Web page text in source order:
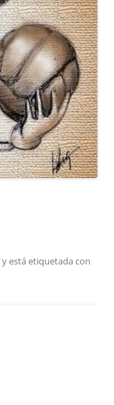
y está etiquetada con